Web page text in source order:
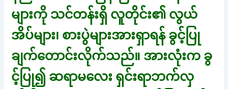
များကို သင်တန်းရှိ လူတိုင်း၏ လွယ်
အိပ်များ၊ စားပွဲများအားရှာရန် ခွင့်ပြု
ချက်တောင်းလိုက်သည်။ အားလုံးက ခွ
င့်ပြု၍ ဆရာမလေး ရှင်းရာဘက်လှ